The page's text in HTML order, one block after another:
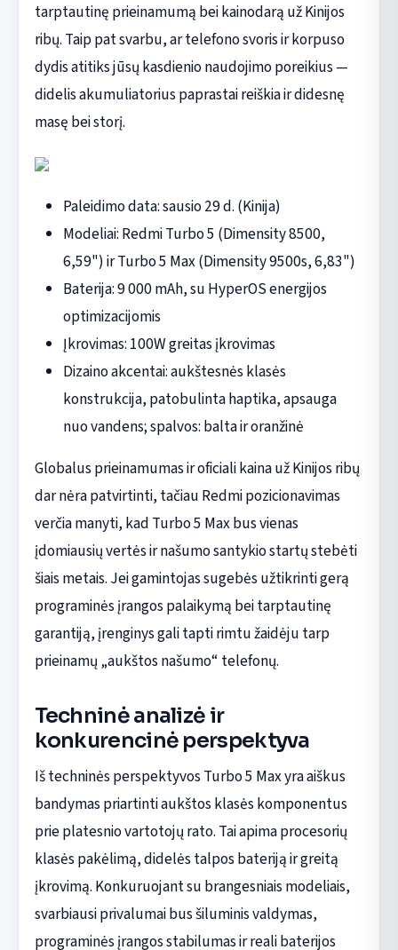
tarptautinę prieinamumą bei kainodarą už Kinijos
ribų. Taip pat svarbu, ar telefono svoris ir korpuso
dydis atitiks jūsų kasdienio naudojimo poreikius —
didelis akumuliatorius paprastai reiškia ir didesnę
masę bei storį.
Paleidimo data: sausio 29 d. (Kinija)
Modeliai: Redmi Turbo 5 (Dimensity 8500,
6,59") ir Turbo 5 Max (Dimensity 9500s, 6,83")
Baterija: 9 000 mAh, su HyperOS energijos
optimizacijomis
Įkrovimas: 100W greitas įkrovimas
Dizaino akcentai: aukštesnės klasės
konstrukcija, patobulinta haptika, apsauga
nuo vandens; spalvos: balta ir oranžinė
Globalus prieinamumas ir oficiali kaina už Kinijos ribų
dar nėra patvirtinti, tačiau Redmi pozicionavimas
verčia manyti, kad Turbo 5 Max bus vienas
įdomiausių vertės ir našumo santykio startų stebėti
šiais metais. Jei gamintojas sugebės užtikrinti gerą
programinės įrangos palaikymą bei tarptautinę
garantiją, įrenginys gali tapti rimtu žaidėju tarp
prieinamų „aukštos našumo“ telefonų.
Techninė analizė ir
konkurencinė perspektyva
Iš techninės perspektyvos Turbo 5 Max yra aiškus
bandymas priartinti aukštos klasės komponentus
prie platesnio vartotojų rato. Tai apima procesorių
klasės pakėlimą, didelės talpos bateriją ir greitą
įkrovimą. Konkuruojant su brangesniais modeliais,
svarbiausi privalumai bus šiluminis valdymas,
programinės įrangos stabilumas ir reali baterijos